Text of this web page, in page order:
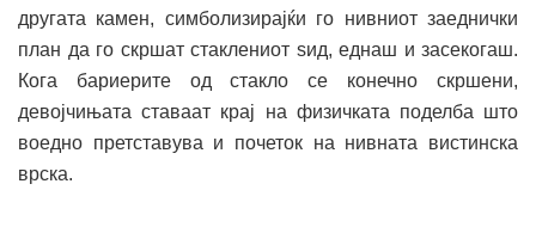
другата камен, симболизирајќи го нивниот заеднички
план да го скршат стаклениот ѕид, еднаш и засекогаш.
Кога бариерите од стакло се конечно скршени,
девојчињата ставаат крај на физичката поделба што
воедно претставува и почеток на нивната вистинска
врска.